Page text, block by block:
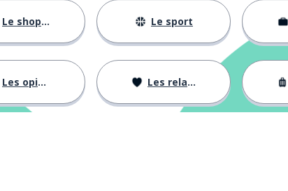
Le shopping Le sport
Les opinions Les relations